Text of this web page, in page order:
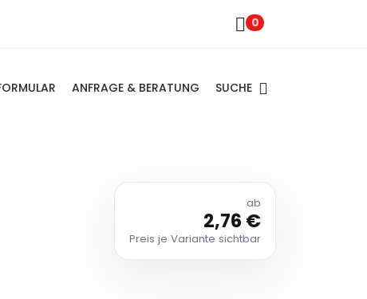
0
ANFRAGE & BERATUNG SUCHE
ab
2,76 €
Preis je Variante sichtbar